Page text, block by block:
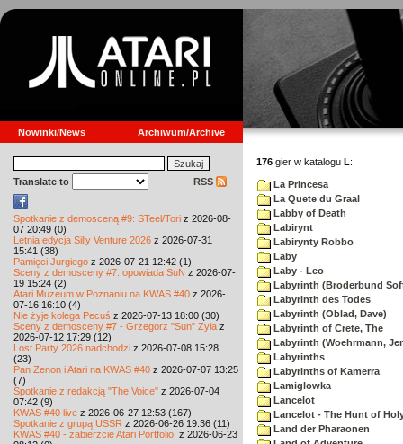
Nowinki/News Archiwum/Archive
Translate to RSS
Spotkanie z demosceną #9: STeel/Tori z 2026-08-
07 20:49 (0)
Letnia edycja Silly Venture 2026 z 2026-07-31
15:41 (38)
Pamięci Jurgiego z 2026-07-21 12:42 (1)
Sceny z demosceny #7: opowiada SuN z 2026-07-
19 15:24 (2)
Atari Muzeum w Poznaniu na KWAS #40 z 2026-
07-16 16:10 (4)
Nie żyje kolega Pecuś z 2026-07-13 18:00 (30)
Sceny z demosceny #7 - Grzegorz "Sun" Żyła z
2026-07-12 17:29 (12)
Lost Party 2026 nadchodzi z 2026-07-08 15:28
(23)
Pan Zenon i Atari na KWAS #40 z 2026-07-07 13:25
(7)
Spotkanie z redakcją "The Voice" z 2026-07-04
07:42 (9)
KWAS #40 live z 2026-06-27 12:53 (167)
Spotkanie z grupą USSR z 2026-06-26 19:36 (11)
KWAS #40 - zabierzcie Atari Portfolio! z 2026-06-23
176 gier w katalogu L:
La Princesa
La Quete du Graal
Labby of Death
Labirynt
Labirynty Robbo
Laby
Laby - Leo
Labyrinth (Broderbund
Labyrinth des Todes
Labyrinth (Oblad, Dave)
Labyrinth of Crete, The
Labyrinth (Woehrmann,
Labyrinths
Labyrinths of Kamerra
Lamiglowka
Lancelot
Lancelot - The Hunt of
Land der Pharaonen